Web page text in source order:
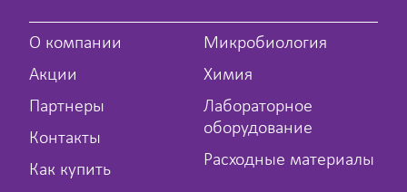
О компании
Акции
Партнеры
Контакты
Как купить
Микробиология
Химия
Лабораторное
оборудование
Расходные материалы